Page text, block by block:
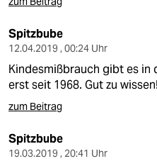
Spitzbube
12.04.2019 , 00:24 Uhr
Kindesmißbrauch gibt es in
erst seit 1968. Gut zu wissen!
zum Beitrag
Spitzbube
19.03.2019 , 20:41 Uhr